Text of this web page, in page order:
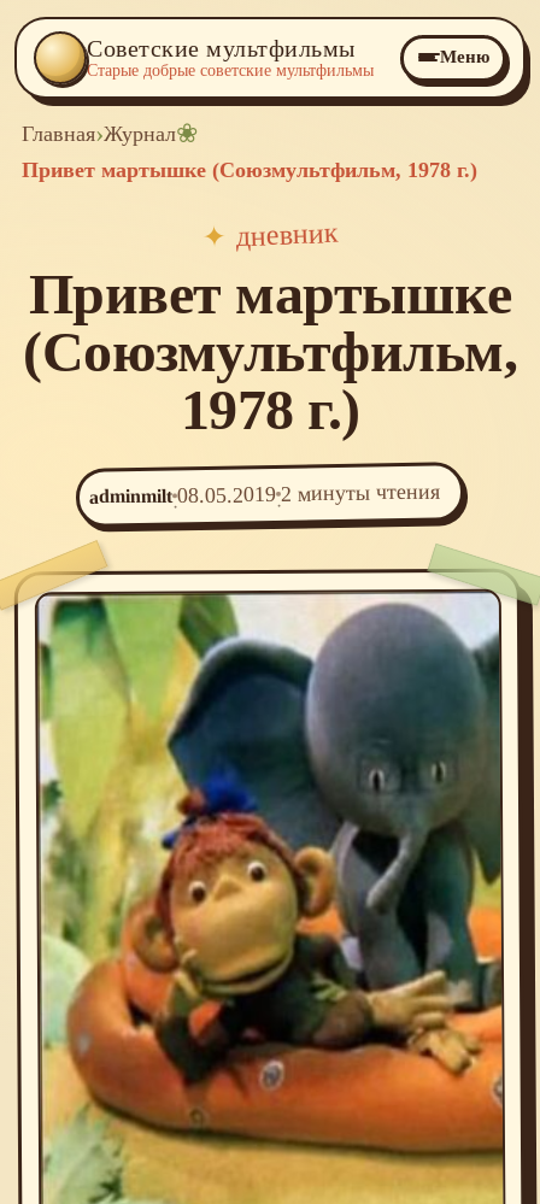
Советские мультфильмы
Старые добрые советские мультфильмы
Меню
Главная›Журнал❀
Привет мартышке (Союзмультфильм, 1978 г.)
✦ дневник
Привет мартышке
(Союзмультфильм,
1978 г.)
adminmilt
·
08.05.2019·
2 минуты чтения